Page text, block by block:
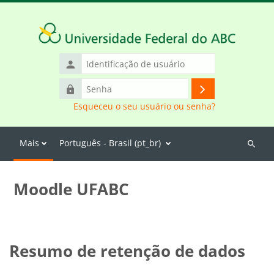
Identificação
usuário
Senha
Acessar
Esqueceu o seu usuário ou senha?
Mais Português - Brasil ‎(pt_br)‎
Buscar
Moodle UFABC
Resumo de retenção de dados